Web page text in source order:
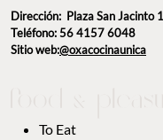
Dirección: Plaza San Jacinto
Teléfono: 56 4157 6048
Sitio web:@oxacocinaunica
To Eat